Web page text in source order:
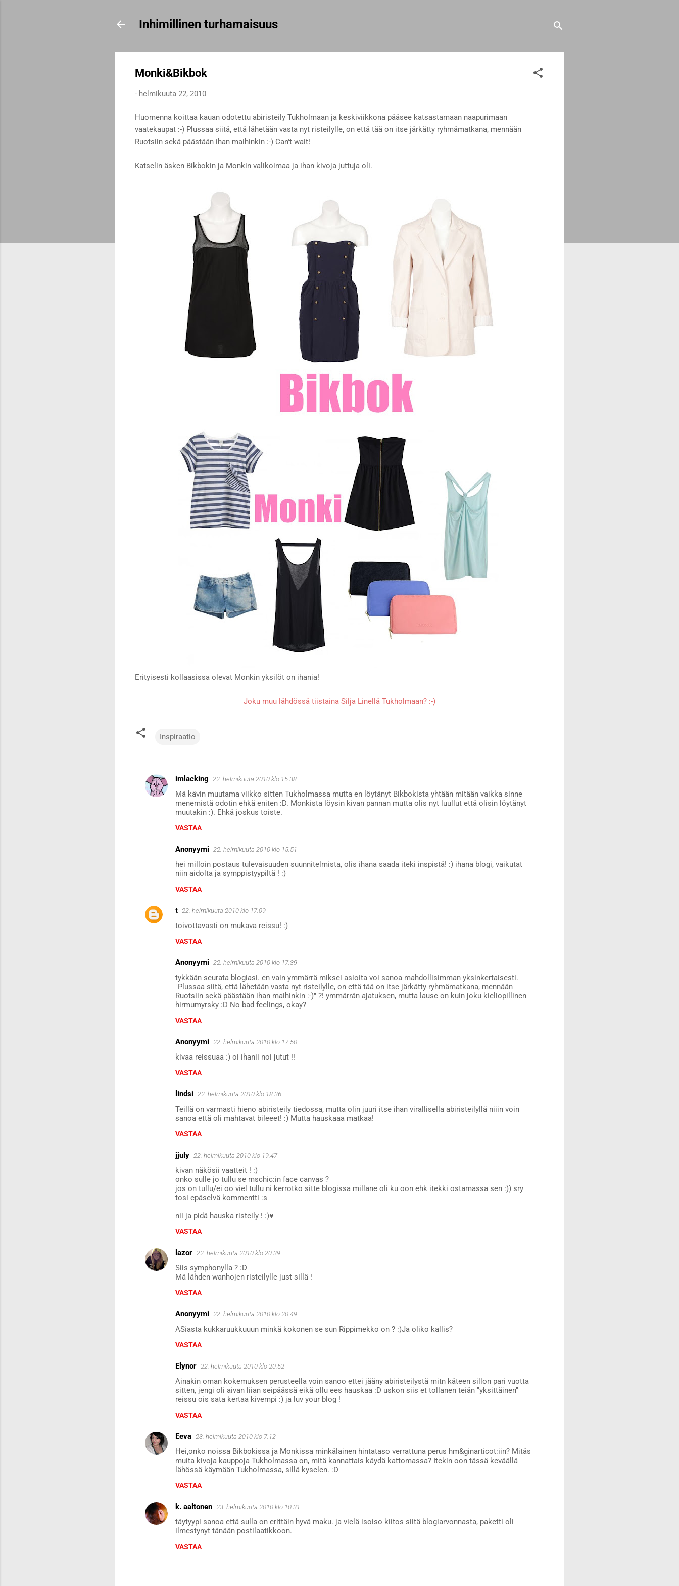
Inhimillinen turhamaisuus
Monki&Bikbok
- helmikuuta 22, 2010
Huomenna koittaa kauan odotettu abiristeily Tukholmaan ja keskiviikkona pääsee katsastamaan naapurimaan
vaatekaupat :-) Plussaa siitä, että lähetään vasta nyt risteilylle, on että tää on itse järkätty ryhmämatkana, mennään
Ruotsiin sekä päästään ihan maihinkin :-) Can't wait!
Katselin äsken Bikbokin ja Monkin valikoimaa ja ihan kivoja juttuja oli.
Erityisesti kollaasissa olevat Monkin yksilöt on ihania!
Joku muu lähdössä tiistaina Silja Linellä Tukholmaan? :-)
Inspiraatio
K
imlacking 22. helmikuuta 2010 klo 15.38
Mä kävin muutama viikko sitten Tukholmassa mutta en löytänyt Bikbokista yhtään mitään vaikka sinne
menemistä odotin ehkä eniten :D. Monkista löysin kivan pannan mutta olis nyt luullut että olisin löytänyt
muutakin :). Ehkä joskus toiste.
VASTAA
Anonyymi 22. helmikuuta 2010 klo 15.51
hei milloin postaus tulevaisuuden suunnitelmista, olis ihana saada iteki inspistä! :) ihana blogi, vaikutat
niin aidolta ja symppistyypiltä ! :)
VASTAA
t 22. helmikuuta 2010 klo 17.09
toivottavasti on mukava reissu! :)
VASTAA
Anonyymi 22. helmikuuta 2010 klo 17.39
tykkään seurata blogiasi. en vain ymmärrä miksei asioita voi sanoa mahdollisimman yksinkertaisesti.
"Plussaa siitä, että lähetään vasta nyt risteilylle, on että tää on itse järkätty ryhmämatkana, mennään
Ruotsiin sekä päästään ihan maihinkin :-)" ?! ymmärrän ajatuksen, mutta lause on kuin joku kieliopillinen
hirmumyrsky :D No bad feelings, okay?
VASTAA
Anonyymi 22. helmikuuta 2010 klo 17.50
kivaa reissuaa :) oi ihanii noi jutut !!
VASTAA
lindsi 22. helmikuuta 2010 klo 18.36
Teillä on varmasti hieno abiristeily tiedossa, mutta olin juuri itse ihan virallisella abiristeilyllä niiin voin
sanoa että oli mahtavat bileeet! :) Mutta hauskaaa matkaa!
VASTAA
jjuly 22. helmikuuta 2010 klo 19.47
kivan näkösii vaatteit ! :)
onko sulle jo tullu se mschic:in face canvas ?
jos on tullu/ei oo viel tullu ni kerrotko sitte blogissa millane oli ku oon ehk itekki ostamassa sen :)) sry
tosi epäselvä kommentti :s
nii ja pidä hauska risteily ! :)♥
VASTAA
lazor 22. helmikuuta 2010 klo 20.39
Siis symphonylla ? :D
Mä lähden wanhojen risteilylle just sillä !
VASTAA
Anonyymi 22. helmikuuta 2010 klo 20.49
ASiasta kukkaruukkuuun minkä kokonen se sun Rippimekko on ? :)Ja oliko kallis?
VASTAA
Elynor 22. helmikuuta 2010 klo 20.52
Ainakin oman kokemuksen perusteella voin sanoo ettei jääny abiristeilystä mitn käteen sillon pari vuotta
sitten, jengi oli aivan liian seipäässä eikä ollu ees hauskaa :D uskon siis et tollanen teiän "yksittäinen"
reissu ois sata kertaa kivempi :) ja luv your blog !
VASTAA
Eeva 23. helmikuuta 2010 klo 7.12
Hei,onko noissa Bikbokissa ja Monkissa minkälainen hintataso verrattuna perus hm&ginarticot:iin? Mitäs
muita kivoja kauppoja Tukholmassa on, mitä kannattais käydä kattomassa? Itekin oon tässä keväällä
lähössä käymään Tukholmassa, sillä kyselen. :D
VASTAA
k. aaltonen 23. helmikuuta 2010 klo 10.31
täytyypi sanoa että sulla on erittäin hyvä maku. ja vielä isoiso kiitos siitä blogiarvonnasta, paketti oli
ilmestynyt tänään postilaatikkoon.
VASTAA